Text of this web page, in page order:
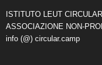
ISTITUTO LEUT
ASSOCIAZIONE NON-
info (@) circular.camp